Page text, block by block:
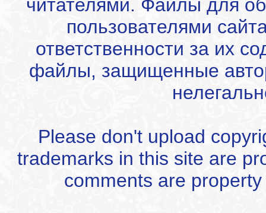
читателями. Файлы для
пользователями
ответственности за их
файлы, защищенные
Please don't upload
trademarks in this site are
comments are